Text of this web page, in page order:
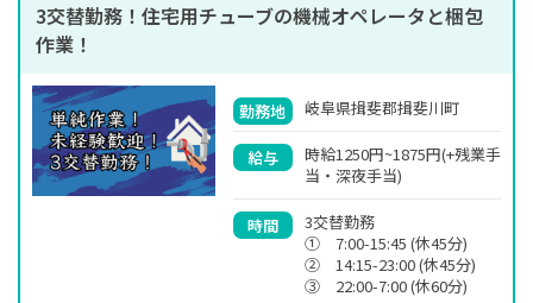
3交替勤務！住宅用チューブの機械オペレータと梱包
作業！
勤務地 岐阜県揖斐郡揖斐川町
給与
時給1250円~1875円(+残業手
当・深夜手当)
時間
3交替勤務
① 7:00-15:45 (休45分)
② 14:15-23:00 (休45分)
③ 22:00-7:00 (休60分)